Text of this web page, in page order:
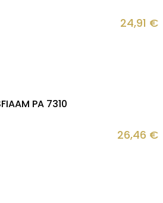
24,91 €
PA 7310
26,46 €